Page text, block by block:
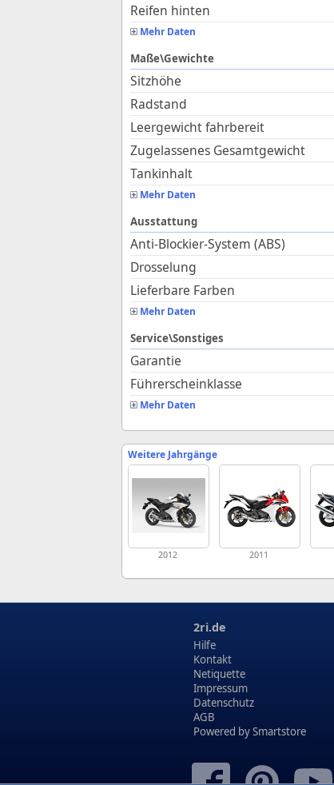
Reifen hinten
Mehr Daten
Maße\Gewichte
Sitzhöhe
Radstand
Leergewicht fahrbereit
Zugelassenes Gesamtgewicht
Tankinhalt
Mehr Daten
Ausstattung
Anti-Blockier-System (ABS)
Drosselung
Lieferbare Farben
Mehr Daten
Service\Sonstiges
Garantie
Führerscheinklasse
Mehr Daten
Weitere Jahrgänge
2012 2011
2ri.de
Hilfe
Kontakt
Netiquette
Impressum
Datenschutz
AGB
Powered bySmartstore